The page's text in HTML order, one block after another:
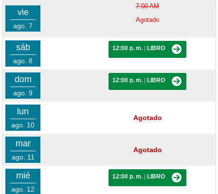
vie
ago. 7
7:00 AM
Agotado
sáb
ago. 8
12:00 p. m. LIBRO
dom
ago. 9
12:00 p. m. LIBRO
lun
ago. 10
Agotado
mar
ago. 11
Agotado
mié
ago. 12
12:00 p. m. LIBRO